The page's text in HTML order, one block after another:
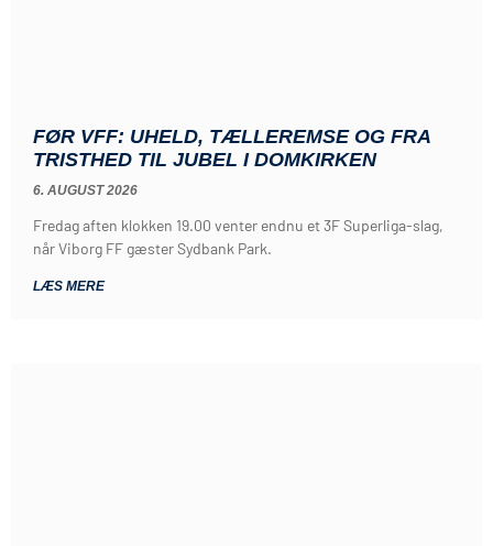
FØR VFF: UHELD, TÆLLEREMSE OG FRA
TRISTHED TIL JUBEL I DOMKIRKEN
6. AUGUST 2026
Fredag aften klokken 19.00 venter endnu et 3F Superliga-slag,
når Viborg FF gæster Sydbank Park.
LÆS MERE